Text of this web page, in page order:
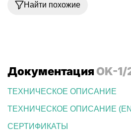
Найти похожие
Документация OK-1/
ТЕХНИЧЕСКОЕ ОПИСАНИЕ
ТЕХНИЧЕСКОЕ ОПИСАНИЕ
СЕРТИФИКАТЫ